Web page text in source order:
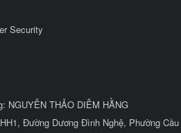
Security
NGUYỄN THẢO DIỄM HẰNG
Đường Dương Đình Nghệ, Phường